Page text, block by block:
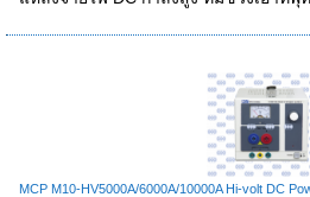
MCP M10-HV5000A/6000A/10000A Hi-volt DC